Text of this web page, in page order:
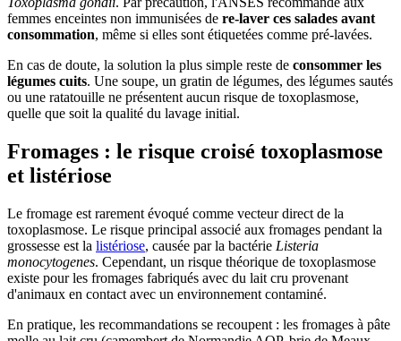
femmes enceintes non immunisées de re-laver ces salades avant
consommation, même si elles sont étiquetées comme pré-lavées.
En cas de doute, la solution la plus simple reste de consommer les
légumes cuits. Une soupe, un gratin de légumes, des légumes sautés
ou une ratatouille ne présentent aucun risque de toxoplasmose,
quelle que soit la qualité du lavage initial.
Fromages : le risque croisé toxoplasmose
et listériose
Le fromage est rarement évoqué comme vecteur direct de la
toxoplasmose. Le risque principal associé aux fromages pendant la
grossesse est la listériose, causée par la bactérie Listeria
monocytogenes. Cependant, un risque théorique de toxoplasmose
existe pour les fromages fabriqués avec du lait cru provenant
d'animaux en contact avec un environnement contaminé.
En pratique, les recommandations se recoupent : les fromages à pâte